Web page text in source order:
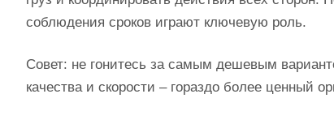
соблюдения сроков играют ключевую роль.
Совет: не гонитесь за самым дешевым
качества и скорости – гораздо более ценный